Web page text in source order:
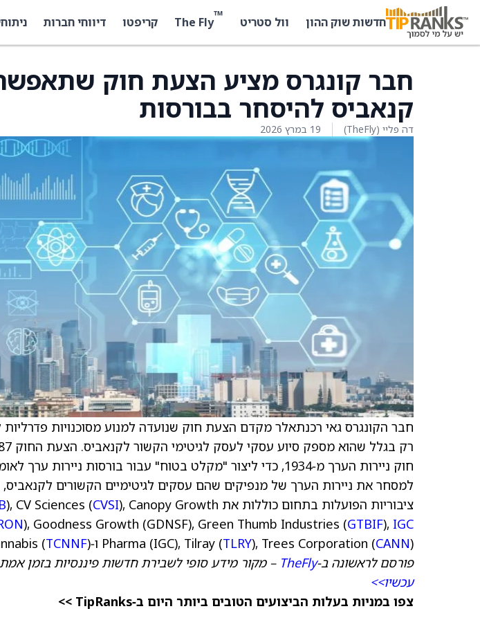
חדשות שוק ההון וול סטריט ™
The Fly קריפטו דיווחי חברות
חבר קונגרס מציע הצעת חוק
קנאביס להיסחר בבורסות
דה פליי (TheFly) 19 במרץ 2026
חבר הקונגרס גאי רכנתאלר מקדם הצעת חוק שנועדה למנוע מסוכנויות פדרליות
חוק ניירות הערך מ‑1934, כדי ליצור "מקלט בטוח" עבור בורסות
למסחר את ניירות הערך של מנפיקים שהם עסקים לגיטימיים הקשורים
ציבוריות הפועלות בתחום כוללות את Aurora Cannabis (US) (
), CV Sciences (CVSI), Canopy Growth
), Goodness Growth (GDNSF), Green Thumb Industries (GTBIF), IGC
Pharma (IGC), Tilray (TLRY), Trees Corporation (CANN) ו‑Trulieve Cannabis ( TCNNF).
פורסם לראשונה ב‑TheFly – מקור מידע סופי לשבירת חדשות פיננסיות בזמן
עכשיו>>
צפו במניות בעלות הביצועים הטובים ביותר היום ב‑TipRanks >>